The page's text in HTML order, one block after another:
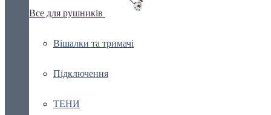
Все для рушників
Вішалки та тримачі
Підключення
ТЕНИ